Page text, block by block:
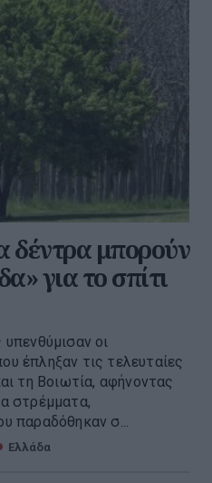
δέντρα μπορούν
για το σπίτι
οι
έπληξαν τις τελευταίες
τη Βοιωτία, αφήνοντας
στρέμματα,
παραδόθηκαν σ...
Ελλάδα